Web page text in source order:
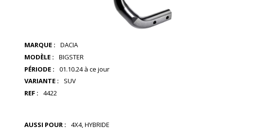
MARQUE :
DACIA
MODÈLE :
BIGSTER
PÉRIODE :
01.10.24 à ce jour
VARIANTE :
SUV
REF :
4422
AUSSI POUR : 4X4, HYBRIDE